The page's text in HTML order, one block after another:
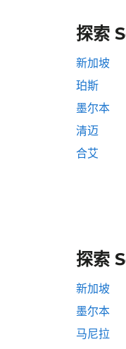
探索
新加坡
珀斯
墨尔本
清迈
合艾
探索
新加坡
墨尔本
马尼拉